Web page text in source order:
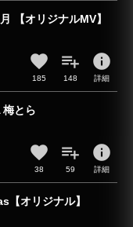
【オリジナルMV】
185 148
info
詳細
とら
38 59
info
詳細
【オリジナル】